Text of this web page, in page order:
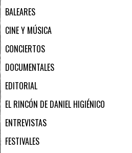
BALEARES
CINE Y MÚSICA
CONCIERTOS
DOCUMENTALES
EDITORIAL
EL RINCÓN DE DANIEL HIGIÉNICO
ENTREVISTAS
FESTIVALES